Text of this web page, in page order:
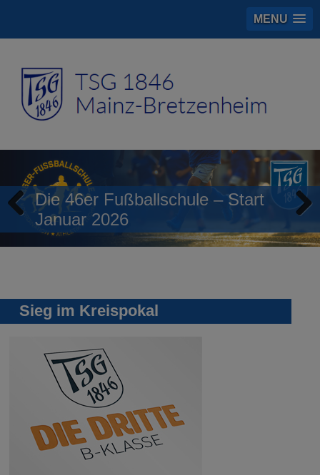
MENU
Die 46er Fußballschule – Start
Januar 2026
Previous
Sieg im Kreispokal